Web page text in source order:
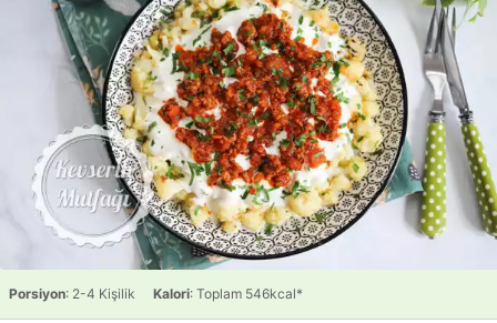
Porsiyon: 2-4 Kişilik Kalori: Toplam 546kcal*